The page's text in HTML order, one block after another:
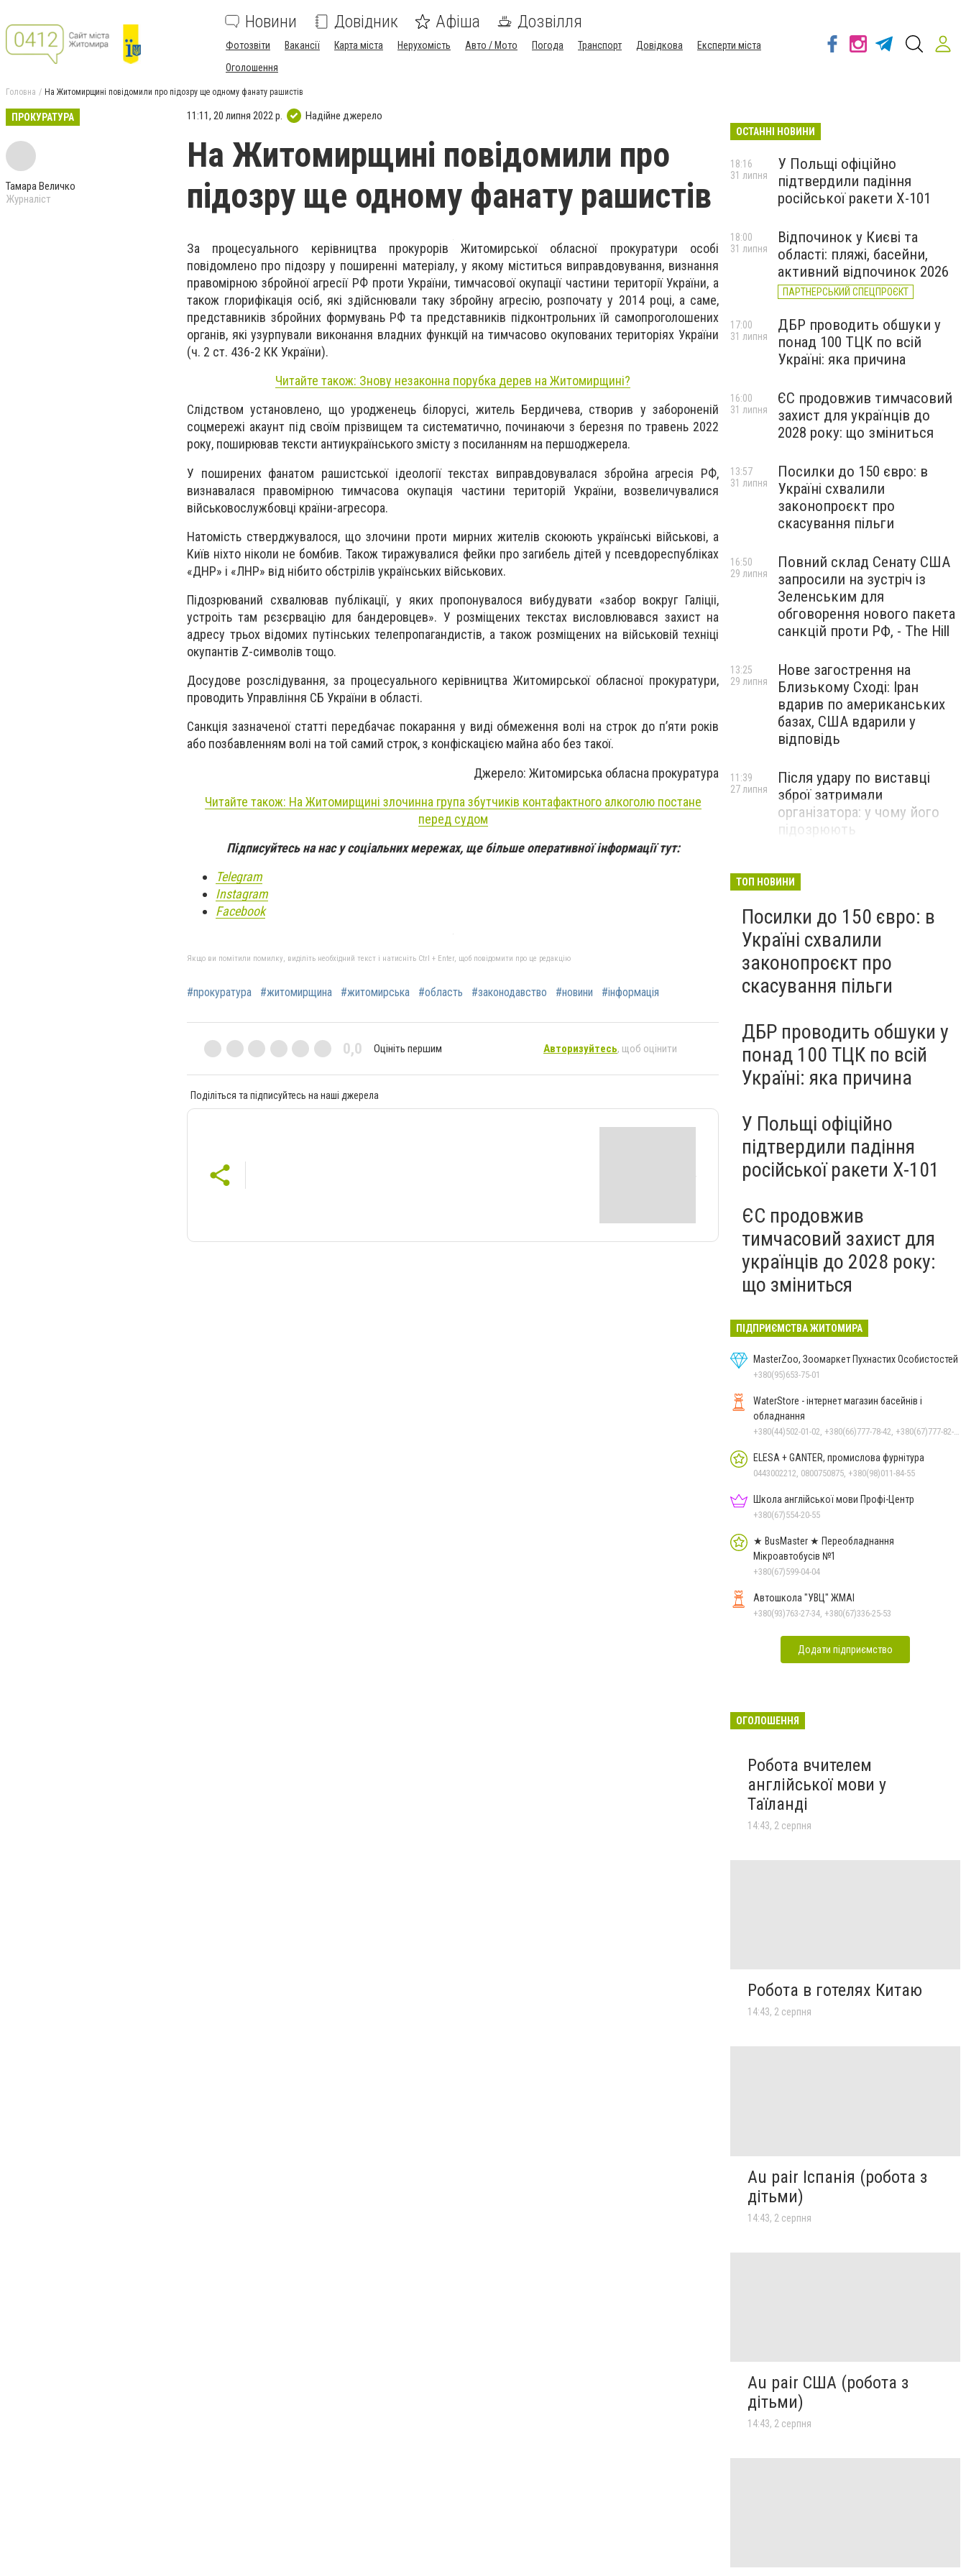
Новини Довідник Афіша Дозвілля
Фотозвіти Вакансії Карта міста Нерухомість Авто / Мото Погода Транспорт Довідкова
Експерти міста
Оголошення
Головна На Житомирщині повідомили про підозру ще одному фанату рашистів
ПРОКУРАТУРА
Тамара Величко
Журналіст
11:11, 20 липня 2022 р. Надійне джерело
На Житомирщині повідомили про
підозру ще одному фанату рашистів
За процесуального керівництва прокурорів Житомирської обласної прокуратури особі
повідомлено про підозру у поширенні матеріалу, у якому міститься виправдовування, визнання
правомірною збройної агресії РФ проти України, тимчасової окупації частини території України, а
також глорифікація осіб, які здійснювали таку збройну агресію, розпочату у 2014 році, а саме,
представників збройних формувань РФ та представників підконтрольних їй самопроголошених
органів, які узурпували виконання владних функцій на тимчасово окупованих територіях України
(ч. 2 ст. 436-2 КК України).
Читайте також: Знову незаконна порубка дерев на Житомирщині?
Слідством установлено, що уродженець білорусі, житель Бердичева, створив у забороненій
соцмережі акаунт під своїм прізвищем та систематично, починаючи з березня по травень 2022
року, поширював тексти антиукраїнського змісту з посиланням на першоджерела.
У поширених фанатом рашистської ідеології текстах виправдовувалася збройна агресія РФ,
визнавалася правомірною тимчасова окупація частини територій України, возвеличувалися
військовослужбовці країни-агресора.
Натомість стверджувалося, що злочини проти мирних жителів скоюють українські військові, а
Київ ніхто ніколи не бомбив. Також тиражувалися фейки про загибель дітей у псевдореспубліках
«ДНР» і «ЛНР» від нібито обстрілів українських військових.
Підозрюваний схвалював публікації, у яких пропонувалося вибудувати «забор вокруг Галіціі,
устроіть там рєзєрвацію для бандеровцев». У розміщених текстах висловлювався захист на
адресу трьох відомих путінських телепропагандистів, а також розміщених на військовій техніці
окупантів Z-символів тощо.
Досудове розслідування, за процесуального керівництва Житомирської обласної прокуратури,
проводить Управління СБ України в області.
Санкція зазначеної статті передбачає покарання у виді обмеження волі на строк до п’яти років
або позбавленням волі на той самий строк, з конфіскацією майна або без такої.
Джерело: Житомирська обласна прокуратура
Читайте також: На Житомирщині злочинна група збутчиків контафактного алкоголю постане
перед судом
Підписуйтесь на нас у соціальних мережах, ще більше оперативної інформації тут:
Telegram
Instagram
Facebook
Якщо ви помітили помилку, виділіть необхідний текст і натисніть Ctrl + Enter, щоб повідомити про це редакцію
#прокуратура #житомирщина #житомирська #область #законодавство #новини #інформація
0,0 Оцініть першим Авторизуйтесь, щоб оцінити
Поділіться та підписуйтесь на наші джерела
ОСТАННІ НОВИНИ
У Польщі офіційно
підтвердили падіння
російської ракети Х-101
18:16
31 липня
Відпочинок у Києві та
області: пляжі, басейни,
активний відпочинок 2026
ПАРТНЕРСЬКИЙ СПЕЦПРОЄКТ
18:00
31 липня
ДБР проводить обшуки у
понад 100 ТЦК по всій
Україні: яка причина
17:00
31 липня
ЄС продовжив тимчасовий
захист для українців до
2028 року: що зміниться
16:00
31 липня
Посилки до 150 євро: в
Україні схвалили
законопроєкт про
скасування пільги
13:57
31 липня
Повний склад Сенату США
запросили на зустріч із
Зеленським для
обговорення нового пакета
санкцій проти РФ, - The Hill
16:50
29 липня
Нове загострення на
Близькому Сході: Іран
вдарив по американських
базах, США вдарили у
відповідь
13:25
29 липня
Після удару по виставці
зброї затримали
організатора: у чому його
підозрюють
11:39
27 липня
ТОП НОВИНИ
Посилки до 150 євро: в
Україні схвалили
законопроєкт про
скасування пільги
ДБР проводить обшуки у
понад 100 ТЦК по всій
Україні: яка причина
У Польщі офіційно
підтвердили падіння
російської ракети Х-101
ЄС продовжив
тимчасовий захист для
українців до 2028 року:
що зміниться
ПІДПРИЄМСТВА ЖИТОМИРА
MasterZoo, Зоомаркет Пухнастих Особистостей
+380(95)653-75-01
WaterStore - інтернет магазин басейнів і
обладнання
+380(44)502-01-02, +380(66)777-78-42, +380(67)777-82-19, +380(67)890-80-80, +380(73)890-80-80, +380(44)502-01-03
ELESA + GANTER, промислова фурнітура
0443002212, 0800750875, +380(98)011-84-55
Школа англійської мови Профі-Центр
+380(67)554-20-55
★ BusMaster ★ Переобладнання
Мікроавтобусів №1
+380(67)599-04-04
Автошкола "УВЦ" ЖМАІ
+380(93)763-27-34, +380(67)336-25-53
Додати підприємство
ОГОЛОШЕННЯ
Робота вчителем
англійської мови у
Таїланді
14:43, 2 серпня
Робота в готелях Китаю
14:43, 2 серпня
Au pair Іспанія (робота з
дітьми)
14:43, 2 серпня
Au pair США (робота з
дітьми)
14:43, 2 серпня